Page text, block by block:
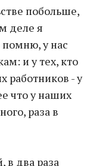
побольше,
деле я
помню, у нас
и у тех, кто
работников - у
что у наших
раза в
в два раза